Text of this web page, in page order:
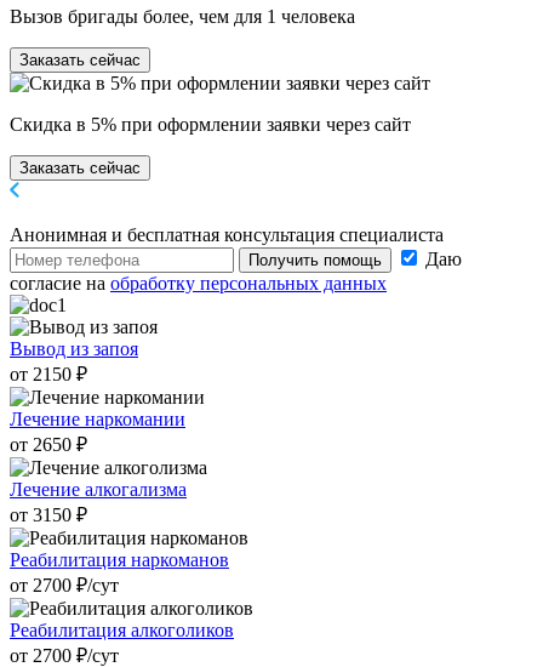
Вызов бригады более, чем для 1 человека
Заказать сейчас
Скидка в 5% при оформлении заявки через сайт
Заказать сейчас
Анонимная и бесплатная консультация специалиста
Получить помощь
Даю
согласие на обработку персональных данных
Вывод из запоя
от 2150 ₽
Лечение наркомании
от 2650 ₽
Лечение алкогализма
от 3150 ₽
Реабилитация наркоманов
от 2700 ₽/cут
Реабилитация алкоголиков
от 2700 ₽/cут